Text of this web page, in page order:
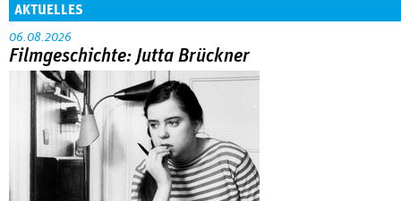
AKTUELLES
06.08.2026
Filmgeschichte: Jutta Brückner